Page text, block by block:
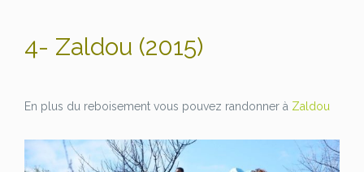
4- Zaldou (2015)
En plus du reboisement vous pouvez randonner à Zaldou